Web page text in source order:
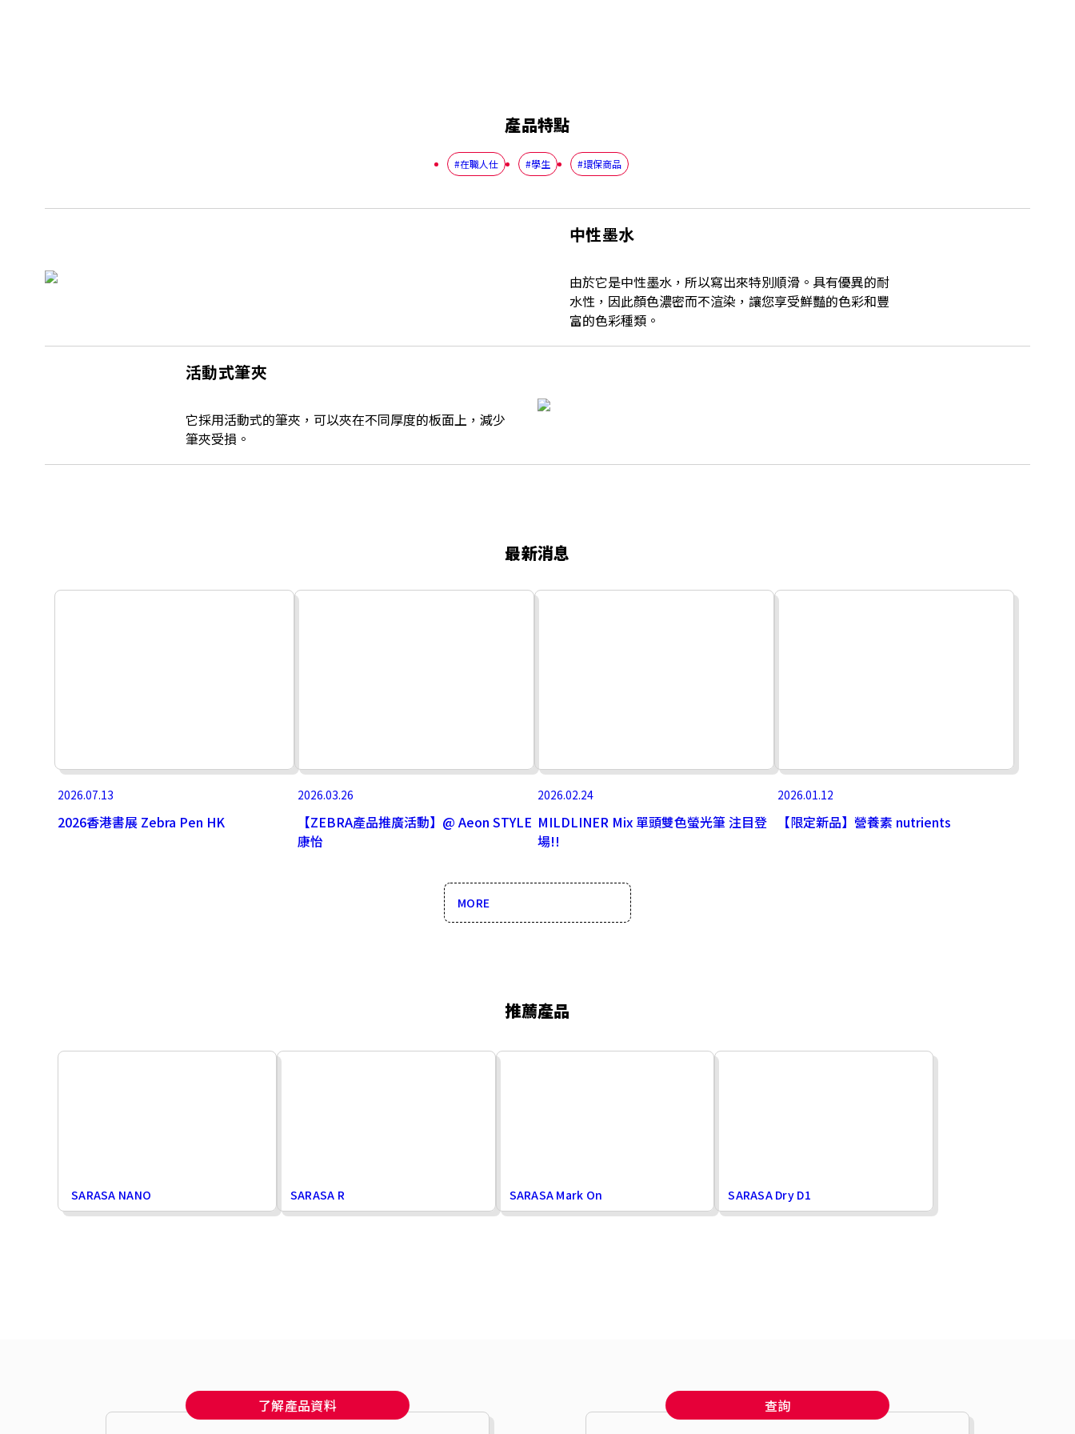
產品特點
#在職人仕 #學生 #環保商品
中性墨水
由於它是中性墨水，所以寫出來特別順滑。具有優異的耐
水性，因此顏色濃密而不渲染，讓您享受鮮豔的色彩和豐
富的色彩種類。
活動式筆夾
它採用活動式的筆夾，可以夾在不同厚度的板面上，減少
筆夾受損。
最新消息
2026.07.13
2026香港書展 Zebra Pen HK
2026.03.26
【ZEBRA產品推廣活動】@ Aeon STYLE
康怡
2026.02.24
MILDLINER Mix 單頭雙色螢光筆 注目登
場!!
2026.01.12
【限定新品】營養素 nutrients
MORE
推薦產品
SARASA NANO SARASA R SARASA Mark On SARASA Dry D1
了解產品資料 查詢